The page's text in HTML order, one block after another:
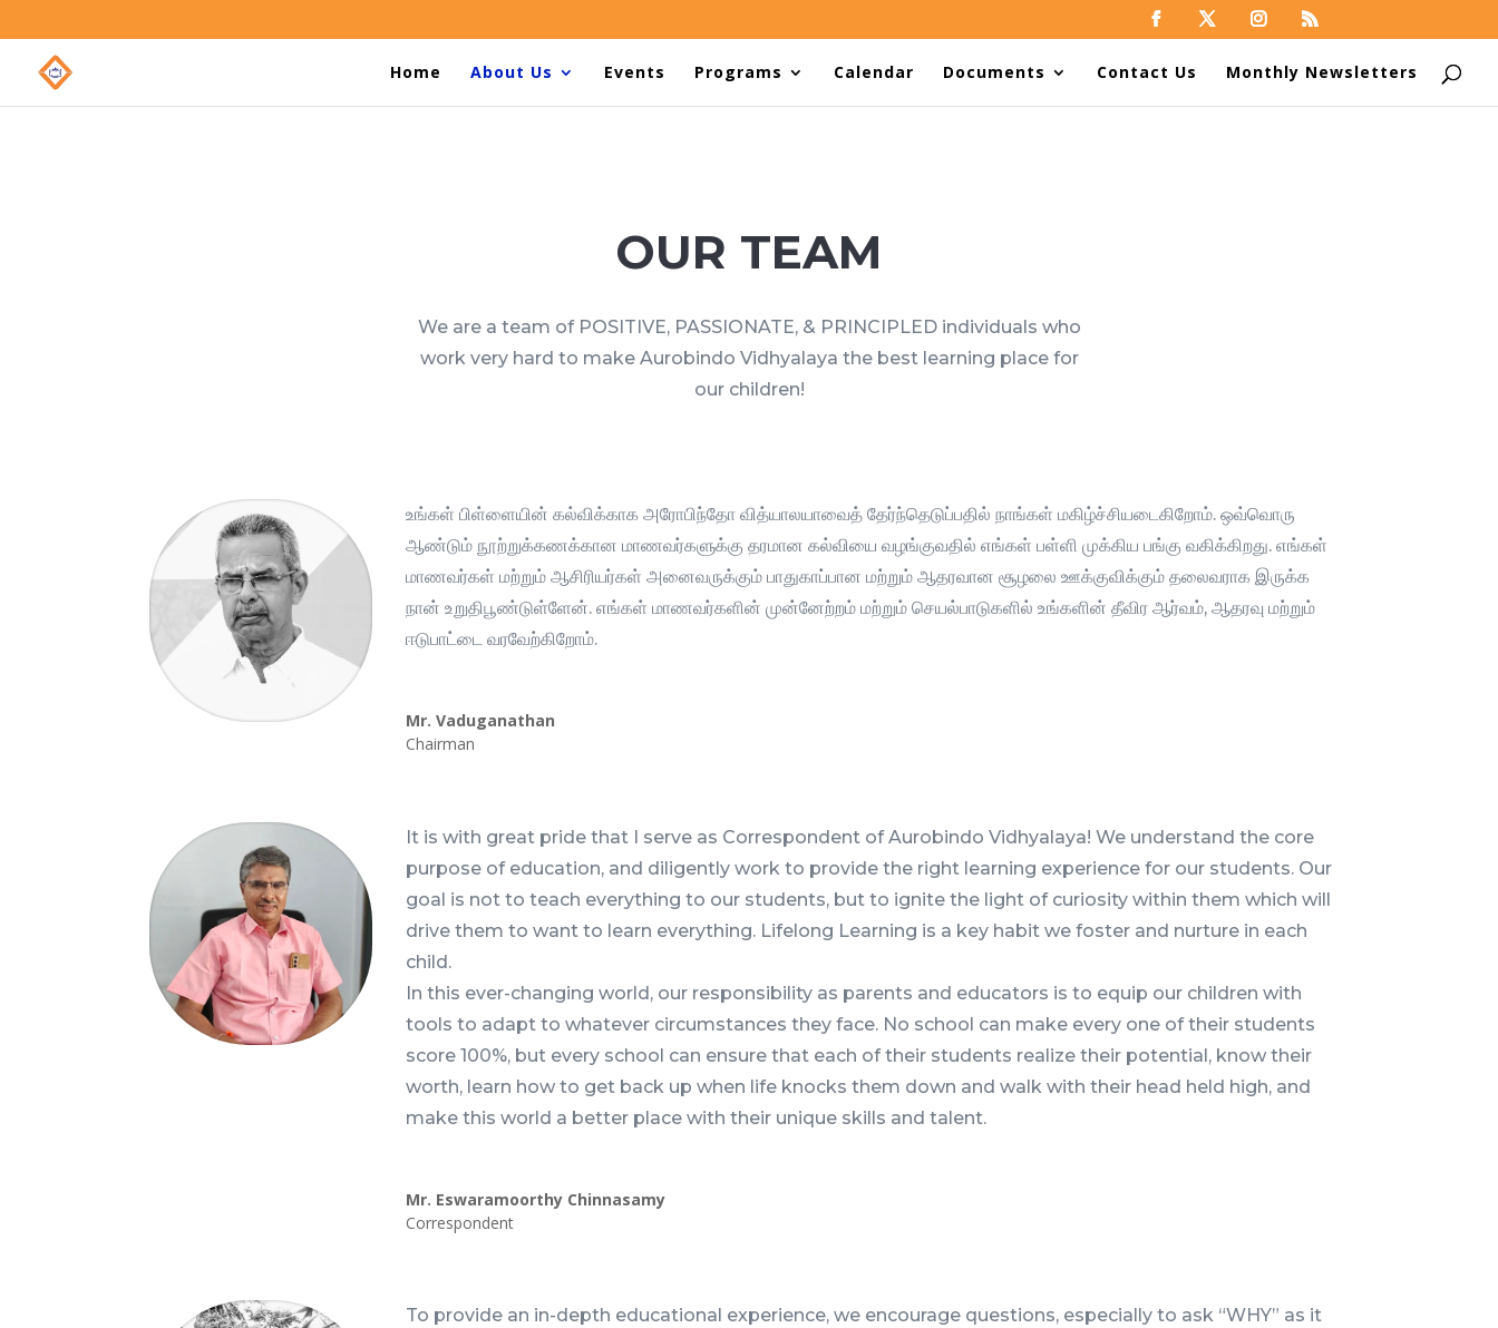
Home About Us Events Programs Calendar Documents Contact Us Monthly Newsletters
OUR TEAM
We are a team of POSITIVE, PASSIONATE, & PRINCIPLED individuals who
work very hard to make Aurobindo Vidhyalaya the best learning place for
our children!
உங்கள் பிள்ளையின் கல்விக்காக அரோபிந்தோ வித்யாலயாவைத் தேர்ந்தெடுப்பதில் நாங்கள் மகிழ்ச்சியடைகிறோம். ஒவ்வொரு
ஆண்டும் நூற்றுக்கணக்கான மாணவர்களுக்கு தரமான கல்வியை வழங்குவதில் எங்கள் பள்ளி முக்கிய பங்கு வகிக்கிறது. எங்கள்
மாணவர்கள் மற்றும் ஆசிரியர்கள் அனைவருக்கும் பாதுகாப்பான மற்றும் ஆதரவான சூழலை ஊக்குவிக்கும் தலைவராக இருக்க
நான் உறுதிபூண்டுள்ளேன். எங்கள் மாணவர்களின் முன்னேற்றம் மற்றும் செயல்பாடுகளில் உங்களின் தீவிர ஆர்வம், ஆதரவு மற்றும்
ஈடுபாட்டை வரவேற்கிறோம்.
Mr. Vaduganathan
Chairman
It is with great pride that I serve as Correspondent of Aurobindo Vidhyalaya! We understand the core
purpose of education, and diligently work to provide the right learning experience for our students. Our
goal is not to teach everything to our students, but to ignite the light of curiosity within them which will
drive them to want to learn everything. Lifelong Learning is a key habit we foster and nurture in each
child.
In this ever-changing world, our responsibility as parents and educators is to equip our children with
tools to adapt to whatever circumstances they face. No school can make every one of their students
score 100%, but every school can ensure that each of their students realize their potential, know their
worth, learn how to get back up when life knocks them down and walk with their head held high, and
make this world a better place with their unique skills and talent.
Mr. Eswaramoorthy Chinnasamy
Correspondent
To provide an in-depth educational experience, we encourage questions, especially to ask “WHY” as it